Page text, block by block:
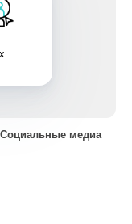
медиа